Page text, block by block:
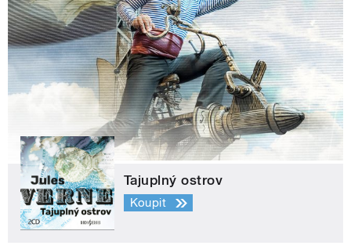
Tajuplný ostrov
Koupit